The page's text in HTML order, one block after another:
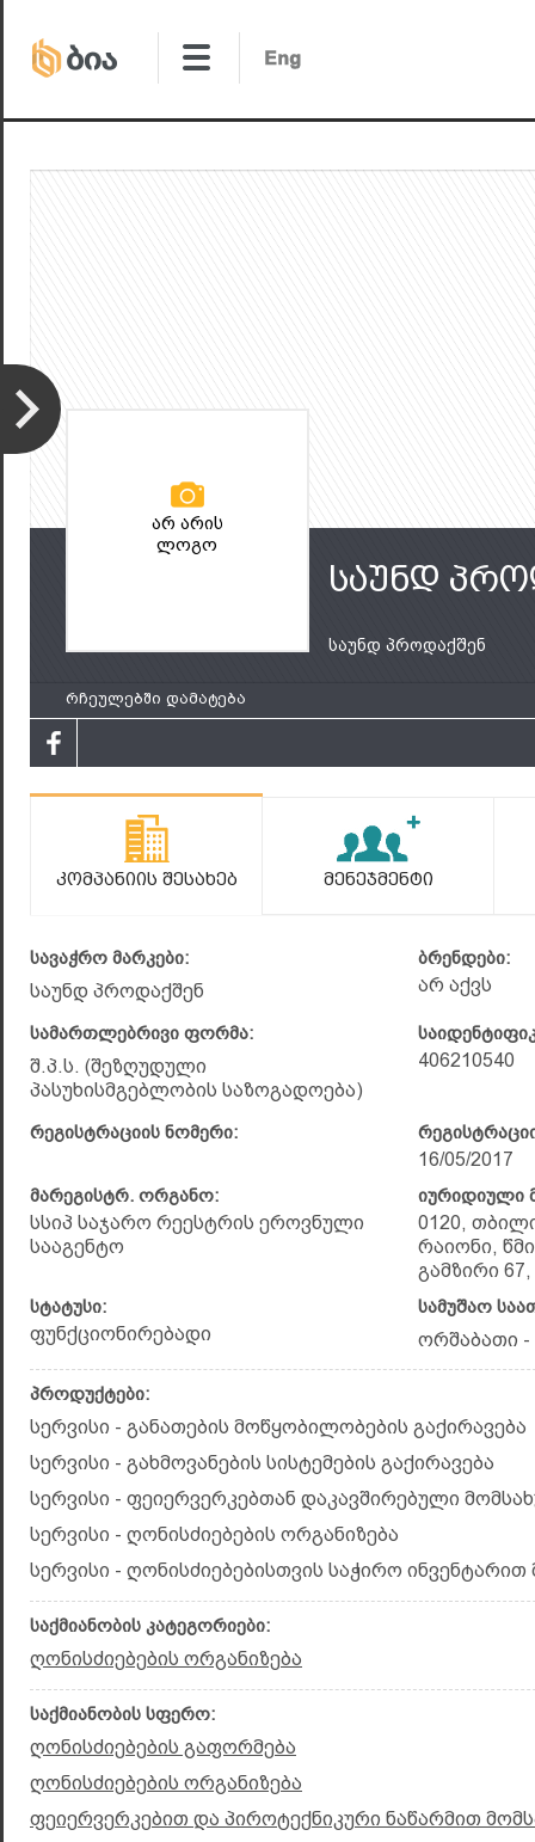
არ არის
ლოგო
საუნდ
საუნდ პროდაქშენ
რჩეულებში დამატება
Კომპანიის Შესახებ Მენეჯმენტი
სავაჭრო მარკები:
საუნდ პროდაქშენ
ბრენდები:
არ აქვს
სამართლებრივი ფორმა:
შ.პ.ს. (შეზღუდული
პასუხისმგებლობის საზოგადოება)
406210540
რეგისტრაციის ნომერი:
16/05/2017
მარეგისტრ. ორგანო:
სსიპ საჯარო რეესტრის ეროვნული
სააგენტო
იურიდიული
0120,
რაიონი,
გამზირი 67,
სტატუსი:
ფუნქციონირებადი
სამუშაო
ორშაბათი -
პროდუქტები:
სერვისი - განათების მოწყობილობების გაქირავება
სერვისი - გახმოვანების სისტემების გაქირავება
სერვისი - ფეიერვერკებთან დაკავშირებული
სერვისი - ღონისძიებების ორგანიზება
სერვისი - ღონისძიებებისთვის საჭირო ინვენტარით
საქმიანობის კატეგორიები:
ღონისძიებების ორგანიზება
საქმიანობის სფერო:
ღონისძიებების გაფორმება
ღონისძიებების ორგანიზება
ფეიერვერკებით და პიროტექნიკური ნაწარმით